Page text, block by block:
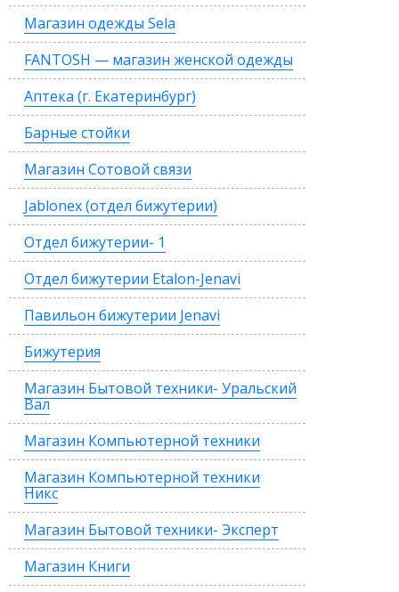
Магазин одежды Sela
FANTOSH — магазин женской одежды
Аптека (г. Екатеринбург)
Барные стойки
Магазин Сотовой связи
Jablonex (отдел бижутерии)
Отдел бижутерии- 1
Отдел бижутерии Etalon-Jenavi
Павильон бижутерии Jenavi
Бижутерия
Магазин Бытовой техники- Уральский
Вал
Магазин Компьютерной техники
Магазин Компьютерной техники
Никс
Магазин Бытовой техники- Эксперт
Магазин Книги